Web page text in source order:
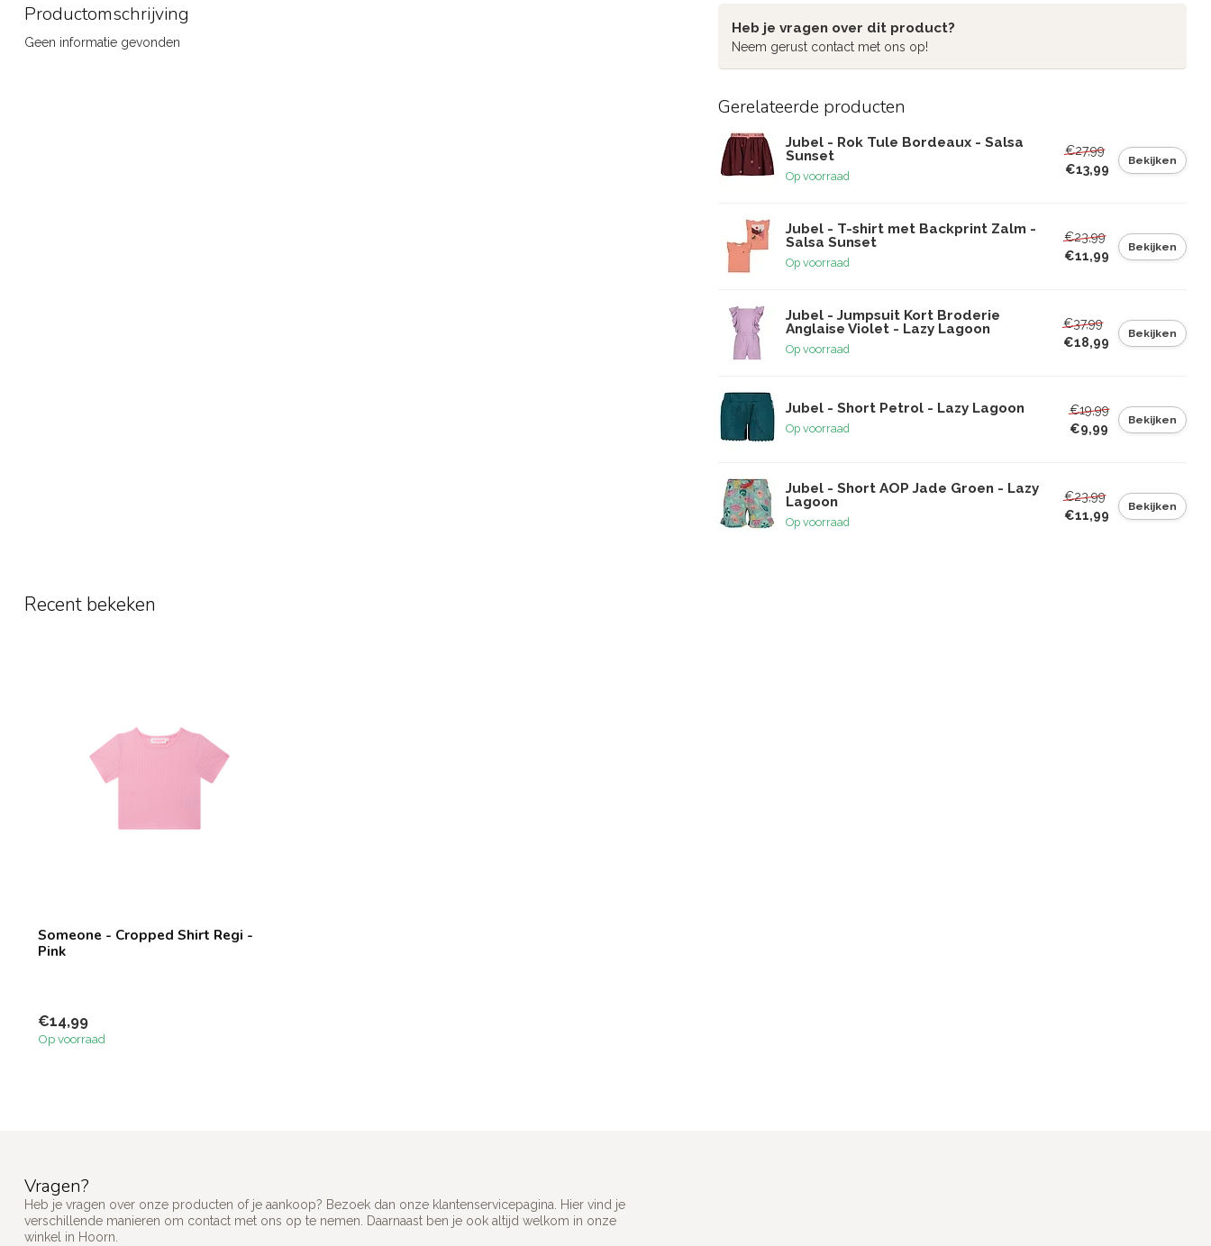
Productomschrijving
Geen informatie gevonden
Heb je vragen over dit product?
Neem gerust contact met ons op!
Gerelateerde producten
Jubel - Rok Tule Bordeaux - Salsa
Sunset
Op voorraad
€27,99
€13,99
Bekijken
Jubel - T-shirt met Backprint Zalm -
Salsa Sunset
Op voorraad
€23,99
€11,99
Bekijken
Jubel - Jumpsuit Kort Broderie
Anglaise Violet - Lazy Lagoon
Op voorraad
€37,99
€18,99
Bekijken
Jubel - Short Petrol - Lazy Lagoon
Op voorraad
€19,99
€9,99
Bekijken
Jubel - Short AOP Jade Groen - Lazy
Lagoon
Op voorraad
€23,99
€11,99
Bekijken
Recent bekeken
Someone - Cropped Shirt Regi -
Pink
€14,99
Op voorraad
Vragen?
Heb je vragen over onze producten of je aankoop? Bezoek dan onze klantenservicepagina. Hier vind je
verschillende manieren om contact met ons op te nemen. Daarnaast ben je ook altijd welkom in onze
winkel in Hoorn.